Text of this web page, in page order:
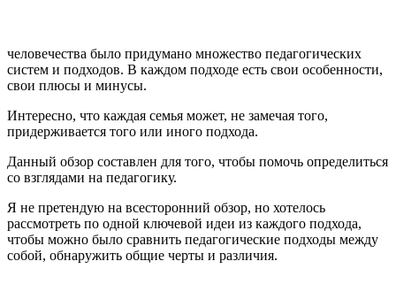
человечества было придумано множество педагогических
систем и подходов. В каждом подходе есть свои особенности,
свои плюсы и минусы.
Интересно, что каждая семья может, не замечая того,
придерживается того или иного подхода.
Данный обзор составлен для того, чтобы помочь определиться
со взглядами на педагогику.
Я не претендую на всесторонний обзор, но хотелось
рассмотреть по одной ключевой идеи из каждого подхода,
чтобы можно было сравнить педагогические подходы между
собой, обнаружить общие черты и различия.